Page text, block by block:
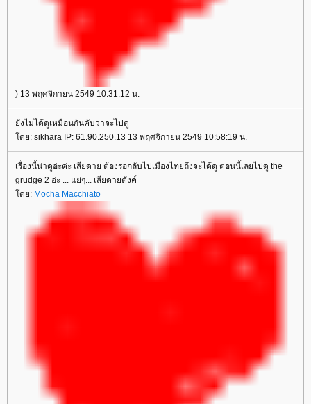
) 13 พฤศจิกายน 2549 10:31:12 น.
ังไม่ได้ดูเหมือนกันคับว่าจะไปดู
ดย: sikhara IP: 61.90.250.13 13 พฤศจิกายน 2549 10:58:19 น.
เรื่องนี้น่าดูอ่ะค่ะ เสียดาย ต้องรอกลับไปเมืองไทยถึงจะได้ดู ตอนนี้เลยไปดู the
grudge 2 อ่ะ ... แย่ๆ... เสียดายตังค์
ดย: Mocha Macchiato